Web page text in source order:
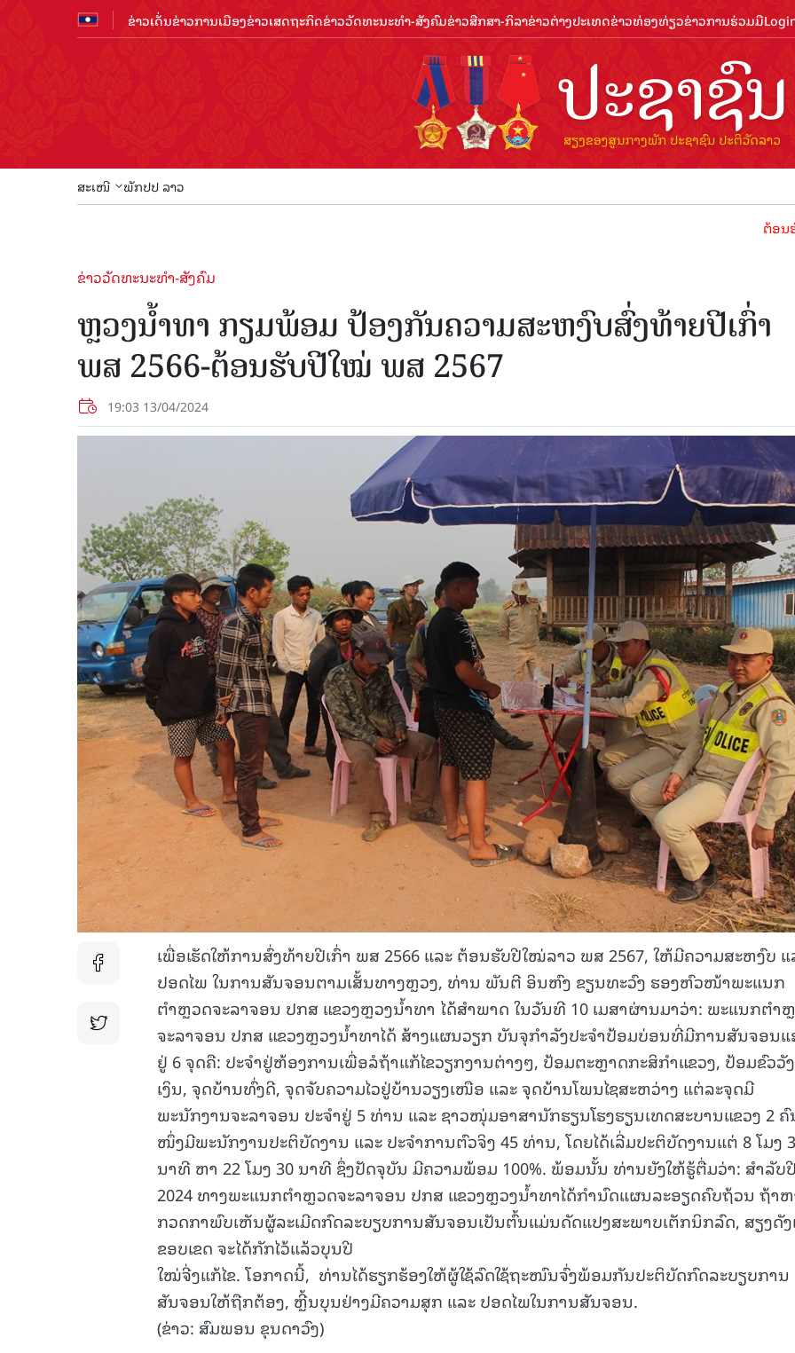
ຂ່າວເດັ່ນຂ່າວການເມືອງຂ່າວເສດຖະກິດຂ່າວວັດທະນະທຳ-ສັງຄົມຂ່າວສືກສາ-ກິລາຂ່າວຕ່າງປະເທດຂ່າວທ່ອງທ່ຽວຂ່າວການຮ່ວມມື
ສະເໜີ ພັກປປ ລາວ
ຕ້ອນຮັບປີທ່ອ
ຂ່າວວັດທະນະທຳ-ສັງຄົມ
ຫຼວງນໍ້າທາ ກຽມພ້ອມ ປ້ອງກັນຄວາມສະຫງົບສົ່ງທ້າຍປີເກົ່າ
ພສ 2566-ຕ້ອນຮັບປີໃໝ່ ພສ 2567
19:03 13/04/2024
ເພື່ອເຮັດໃຫ້ການສົ່ງທ້າຍປີເກົ່າ ພສ 2566 ແລະ ຕ້ອນຮັບປີໃໝ່ລາວ ພສ 2567, ໃຫ້ມີຄວາມສະຫງົບ ແ
ປອດໄພ ໃນການສັນຈອນຕາມເສັ້ນທາງຫຼວງ, ທ່ານ ພັນຕີ ອິນຫົງ ຂຽນທະວົງ ຮອງຫົວໜ້າພະແນກ
ຕຳຫຼວດຈະລາຈອນ ປກສ ແຂວງຫຼວງນໍ້າທາ ໄດ້ສຳພາດ ໃນວັນທີ 10 ເມສາຜ່ານມາວ່າ: ພະແນກຕຳ
ຈະລາຈອນ ປກສ ແຂວງຫຼວງນໍ້າທາໄດ້ ສ້າງແຜນວຽກ ບັນຈຸກຳລັງປະຈຳປ້ອມບ່ອນທີ່ມີການສັນຈອນ
ຢູ່ 6 ຈຸດຄື: ປະຈຳຢູ່ຫ້ອງການເພື່ອລໍຖ້າແກ້ໄຂວຽກງານຕ່າງໆ, ປ້ອມຕະຫຼາດກະສິກຳແຂວງ, ປ້ອມຂົວວັງ
ເງິນ, ຈຸດບ້ານທົ່ງດີ, ຈຸດຈັບຄວາມໄວຢູ່ບ້ານວຽງເໜືອ ແລະ ຈຸດບ້ານໂພນໄຊສະຫວ່າງ ແຕ່ລະຈຸດມີ
ພະນັກງານຈະລາຈອນ ປະຈໍາຢູ່ 5 ທ່ານ ແລະ ຊາວໜຸ່ມອາສານັກຮຽນໂຮງຮຽນເທດສະບານແຂວງ 2
ໜຶ່ງມີພະນັກງານປະຕິບັດງານ ແລະ ປະຈຳການຕົວຈິງ 45 ທ່ານ, ໂດຍໄດ້ເລີ່ມປະຕິບັດງານແຕ່ 8 ໂມງ
ນາທີ ຫາ 22 ໂມງ 30 ນາທີ ຊຶ່ງປັດຈຸບັນ ມີຄວາມພ້ອມ 100%. ພ້ອມນັ້ນ ທ່ານຍັງໃຫ້ຮູ້ຕື່ມວ່າ: ສຳລັບປີ
2024 ທາງພະແນກຕໍາຫຼວດຈະລາຈອນ ປກສ ແຂວງຫຼວງນໍ້າທາໄດ້ກຳນົດແຜນລະອຽດຄົບຖ້ວນ ຖ້າ
ກວດກາພົບເຫັນຜູ້ລະເມີດກົດລະບຽບການສັນຈອນເປັນຕົ້ນແມ່ນດັດແປງສະພາບເຕັກນິກລົດ, ສຽງດັງ
ຂອບເຂດ ຈະໄດ້ກັກໄວ້ແລ້ວບຸນປີ
ໃໝ່ຈີ່ງແກ້ໄຂ. ໂອກາດນີ້, ທ່ານໄດ້ຮຽກຮ້ອງໃຫ້ຜູ້ໃຊ້ລົດໃຊ້ຖະໜົນຈົ່ງພ້ອມກັນປະຕິບັດກົດລະບຽບການ
ສັນຈອນໃຫ້ຖືກຕ້ອງ, ຫຼີ້ນບຸນຢ່າງມີຄວາມສຸກ ແລະ ປອດໄພໃນການສັນຈອນ.
(ຂ່າວ: ສົມພອນ ຂຸນດາວົງ)
15.040(07-08-